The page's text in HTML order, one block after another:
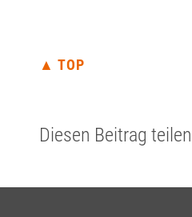
▲ TOP
Diesen Beitrag teilen